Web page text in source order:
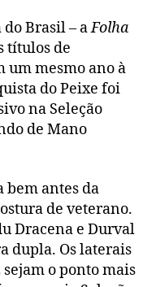
do Brasil – aFolha
títulos de
um mesmo ano à
do Peixe foi
na Seleção
de Mano
bem antes da
de veterano.
Dracena e Durval
dupla. Os laterais
o ponto mais